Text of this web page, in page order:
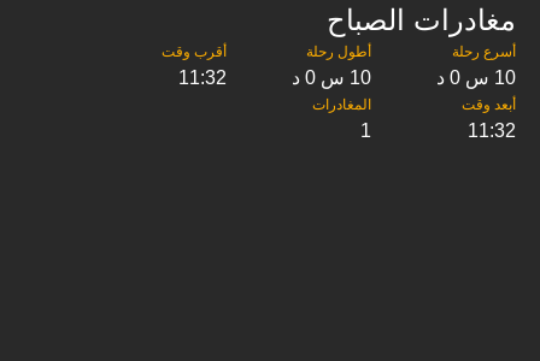
مغادرات الصباح
10 س 0 د 10 س 0 د 11:32
11:32
1